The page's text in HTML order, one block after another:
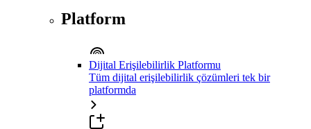
Platform
Dijital Erişilebilirlik Platformu
Tüm dijital erişilebilirlik çözümleri tek bir
platformda